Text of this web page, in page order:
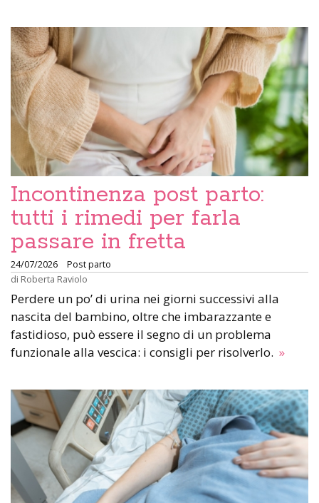
Incontinenza post parto:
tutti i rimedi per farla
passare in fretta
24/07/2026
Post parto
di Roberta Raviolo
Perdere un po’ di urina nei giorni successivi alla
nascita del bambino, oltre che imbarazzante e
fastidioso, può essere il segno di un problema
funzionale alla vescica: i consigli per risolverlo. »